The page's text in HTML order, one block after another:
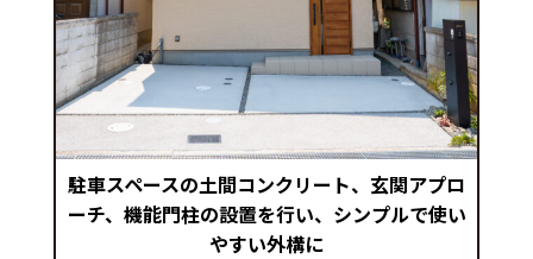
駐車スペースの土間コンクリート、玄関アプロ
ーチ、機能門柱の設置を行い、シンプルで使い
やすい外構に